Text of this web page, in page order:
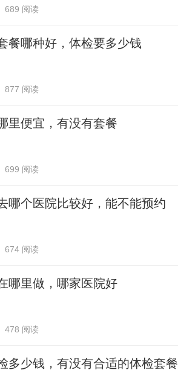
689 阅读
餐哪种好，体检要多少钱
877 阅读
里便宜，有没有套餐
699 阅读
哪个医院比较好，能不能预约
674 阅读
哪里做，哪家医院好
478 阅读
多少钱，有没有合适的体检套餐